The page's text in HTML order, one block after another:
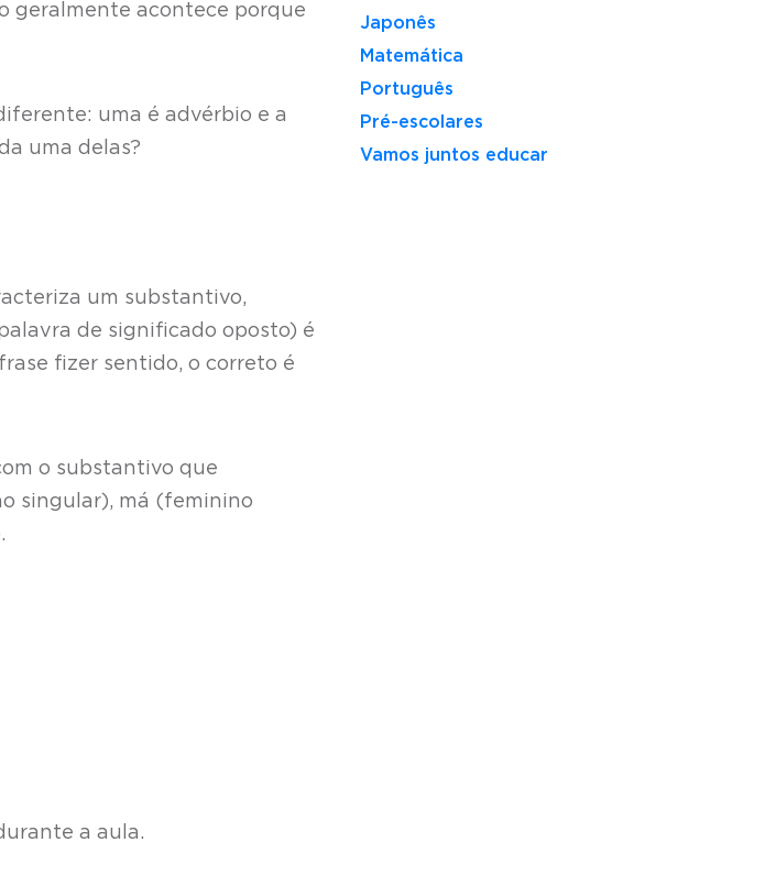
geralmente acontece porque
uma é advérbio e a
uma delas?
um substantivo,
de significado oposto) é
fizer sentido, o correto é
o substantivo que
singular), má (feminino
a aula.
Japonês
Matemática
Português
Pré-escolares
Vamos juntos educar